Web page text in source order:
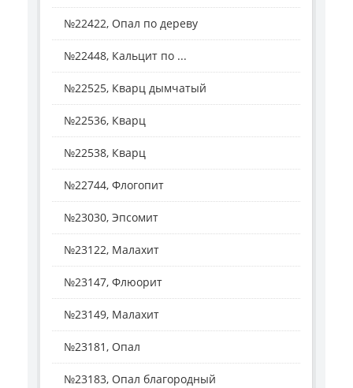
№22422, Опал по дереву
№22448, Кальцит по ...
№22525, Кварц дымчатый
№22536, Кварц
№22538, Кварц
№22744, Флогопит
№23030, Эпсомит
№23122, Малахит
№23147, Флюорит
№23149, Малахит
№23181, Опал
№23183, Опал благородный